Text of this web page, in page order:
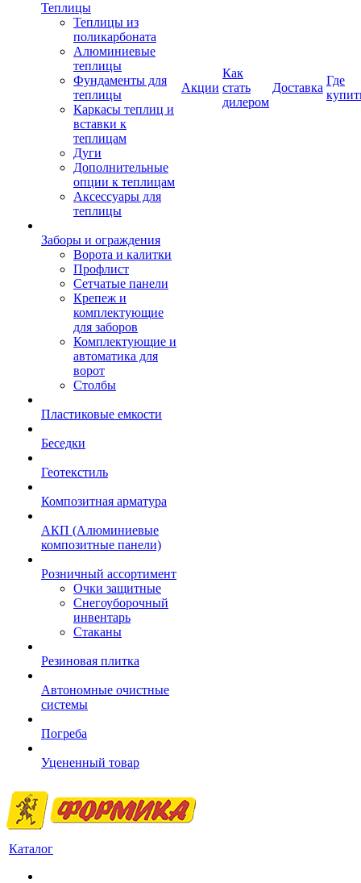
Теплицы
Теплицы из
поликарбоната
Алюминиевые
теплицы
Фундаменты для
теплицы
Каркасы теплиц и
вставки к
теплицам
Дуги
Дополнительные
опции к теплицам
Аксессуары для
теплицы
Заборы и ограждения
Ворота и калитки
Профлист
Сетчатые панели
Крепеж и
комплектующие
для заборов
Комплектующие и
автоматика для
ворот
Столбы
Пластиковые емкости
Беседки
Геотекстиль
Композитная арматура
АКП (Алюминиевые
композитные панели)
Розничный ассортимент
Очки защитные
Снегоуборочный
инвентарь
Стаканы
Резиновая плитка
Автономные очистные
системы
Погреба
Уцененный товар
Акции
Как
стать
дилером
Доставка
Где
Каталог